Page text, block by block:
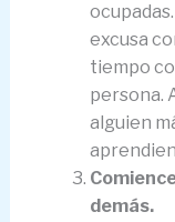
excusa
tiempo
persona.
alguien
demás.